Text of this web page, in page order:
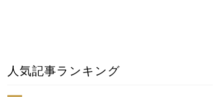
人気記事ランキング